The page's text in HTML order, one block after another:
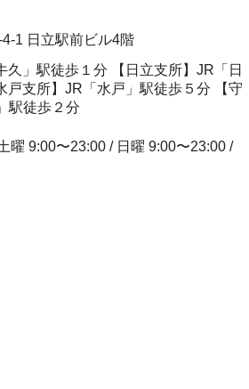
1 日立駅前ビル4階
久」駅徒歩１分 【日立支所】JR「日
戸支所】JR「水戸」駅徒歩５分 【守
駅徒歩２分
曜 9:00〜23:00 / 日曜 9:00〜23:00 /